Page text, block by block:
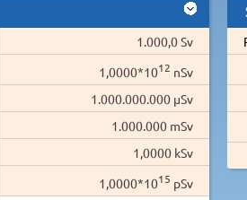
1.000,0 Sv
1,0000*1012 nSv
1.000.000.000 µSv
1.000.000 mSv
1,0000 kSv
1,0000*1015 pSv